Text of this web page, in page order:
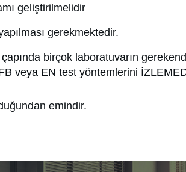
geliştirilmelidir
gerekmektedir.
birçok laboratuvarın
veya EN test yöntemlerini
emindir.